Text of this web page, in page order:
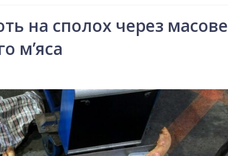
на сполох через масове
м’яса